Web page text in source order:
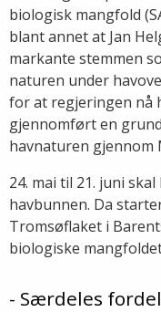
biologisk mangfold
blant annet at Jan
markante stemmen
naturen under
for at regjeringen nå
gjennomført en
havnaturen gjennom
24. mai til 21. juni
havbunnen. Da
Tromsøflaket i
biologiske
- Særdeles